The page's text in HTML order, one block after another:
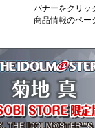
バナーをクリッ
商品情報のペー